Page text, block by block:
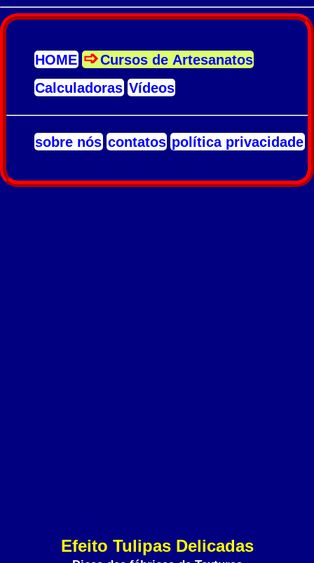
HOME
Cursos de Artesanatos
Calculadoras Vídeos
sobre nós contatos política privacidade
Efeito Tulipas Delicadas